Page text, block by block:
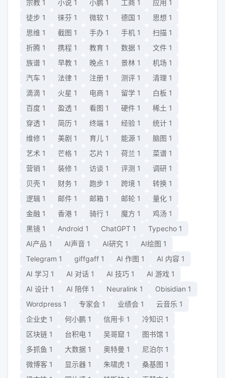
宗教 1 小说 1 小鹏 1 工商 1 应用 1
徒步 1 徕芬 1 微软 1 德国 1 思想 1
思维 1 截图 1 手办 1 手机 1 扫描 1
折腾 1 携程 1 教育 1 数据 1 文件 1
族谱 1 早教 1 晚点 1 景林 1 机场 1
汽车 1 法律 1 注册 1 测评 1 清理 1
滴滴 1 火星 1 电商 1 留学 1 白板 1
百度 1 盈透 1 看图 1 硬件 1 稀土 1
穿透 1 简历 1 终端 1 经验 1 统计 1
维修 1 美剧 1 育儿 1 能源 1 脑图 1
艺术 1 芒格 1 芯片 1 荷兰 1 菜谱 1
营销 1 装修 1 访谈 1 评测 1 调研 1
贝壳 1 财务 1 跑步 1 跨境 1 转换 1
逻辑 1 邮件 1 邮箱 1 邮轮 1 量化 1
金融 1 香港 1 骑行 1 魔方 1 鸡汤 1
黑镜 1 Android 1 ChatGPT 1 Typecho 1
AI产品 1 AI声音 1 AI研究 1 AI绘图 1
Telegram 1 giffgaff 1 AI 作图 1 AI 内容 1
AI 学习 1 AI 对话 1 AI 技巧 1 AI 游戏 1
AI 设计 1 AI 陪伴 1 Neuralink 1 Obisidian 1
Wordpress 1 专家会 1 业绩会 1 云音乐 1
企业史 1 何小鹏 1 信用卡 1 冷知识 1
区块链 1 台积电 1 吴哥窟 1 图书馆 1
多抓鱼 1 大数据 1 奥特曼 1 尼泊尔 1
微博客 1 显示器 1 朱啸虎 1 桑基图 1